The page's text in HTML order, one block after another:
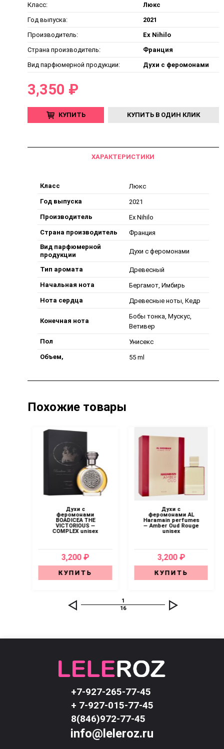
Класс:
Люкс
Год выпуска:
2021
Производитель:
Ex Nihilo
Страна производитель:
Франция
Вид парфюмерной продукции:
Духи с феромонами
3,350 ₽
КУПИТЬ КУПИТЬ В ОДИН КЛИК
ХАРАКТЕРИСТИКИ
Класс
Люкс
Год выпуска
2021
Производитель
Ex Nihilo
Страна производитель
Франция
Вид парфюмерной
продукции
Духи с феромонами
Тип аромата
Древесный
Начальная нота
Бергамот, Имбирь
Нота сердца
Древесные ноты, Кедр
Конечная нота
Бобы тонка, Мускус,
Ветивер
Пол
Унисекс
Объем,
55 ml
Похожие товары
Духи с
феромонами
BOADICEA THE
VICTORIOUS —
COMPLEX unisex
3,200 ₽
КУПИТЬ
Духи с
феромонами AL
Haramain perfumes
— Amber Oud Rouge
unisex
3,200 ₽
КУПИТЬ
1
16
+7-927-265-77-45
+ 7-927-015-77-45
8(846)972-77-45
info@leleroz.ru